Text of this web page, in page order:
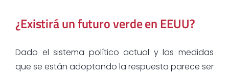
¿Existirá un futuro verde en EEUU?
Dado el sistema político actual y las medidas
que se están adoptando la respuesta parece ser